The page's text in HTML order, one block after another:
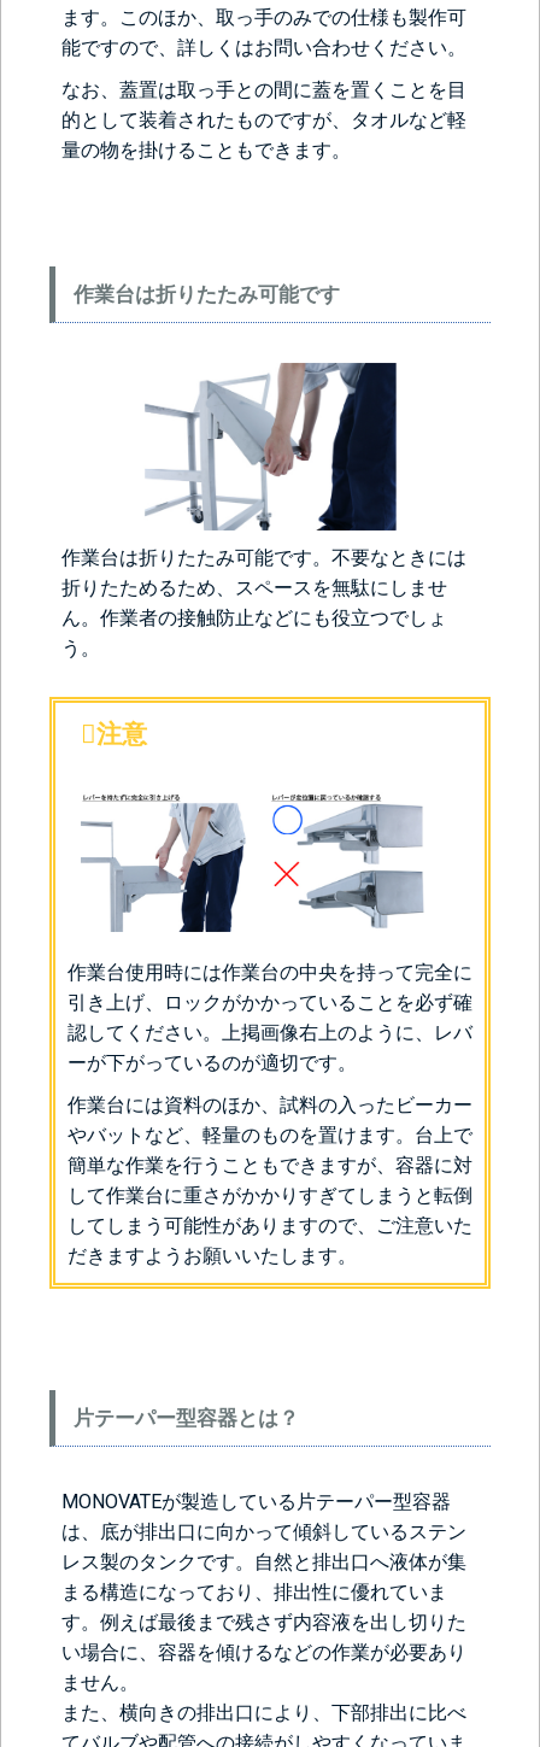
ます。このほか、取っ手のみでの仕様も製作可
能ですので、詳しくはお問い合わせください。
なお、蓋置は取っ手との間に蓋を置くことを目
的として装着されたものですが、タオルなど軽
量の物を掛けることもできます。
作業台は折りたたみ可能です
作業台は折りたたみ可能です。不要なときには
折りたためるため、スペースを無駄にしませ
ん。作業者の接触防止などにも役立つでしょ
う。
注意
作業台使用時には作業台の中央を持って完全に
引き上げ、ロックがかかっていることを必ず確
認してください。上掲画像右上のように、レバ
ーが下がっているのが適切です。
作業台には資料のほか、試料の入ったビーカー
やバットなど、軽量のものを置けます。台上で
簡単な作業を行うこともできますが、容器に対
して作業台に重さがかかりすぎてしまうと転倒
してしまう可能性がありますので、ご注意いた
だきますようお願いいたします。
片テーパー型容器とは？
MONOVATEが製造している片テーパー型容器
は、底が排出口に向かって傾斜しているステン
レス製のタンクです。自然と排出口へ液体が集
まる構造になっており、排出性に優れていま
す。例えば最後まで残さず内容液を出し切りた
い場合に、容器を傾けるなどの作業が必要あり
ません。
また、横向きの排出口により、下部排出に比べ